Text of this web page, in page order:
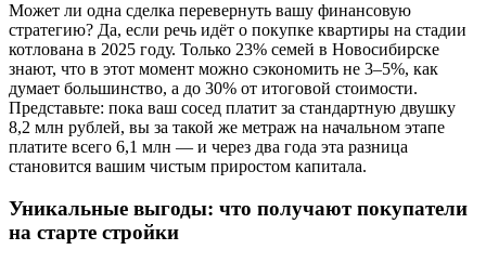
Может ли одна сделка перевернуть вашу финансовую
стратегию? Да, если речь идёт о покупке квартиры на стадии
котлована в 2025 году. Только 23% семей в Новосибирске
знают, что в этот момент можно сэкономить не 3–5%, как
думает большинство, а до 30% от итоговой стоимости.
Представьте: пока ваш сосед платит за стандартную двушку
8,2 млн рублей, вы за такой же метраж на начальном этапе
платите всего 6,1 млн — и через два года эта разница
становится вашим чистым приростом капитала.
Уникальные выгоды: что получают покупатели
на старте стройки